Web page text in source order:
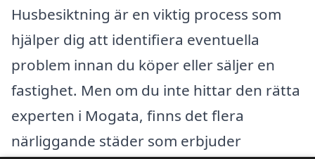
Husbesiktning är en viktig process som
hjälper dig att identifiera eventuella
problem innan du köper eller säljer en
fastighet. Men om du inte hittar den rätta
experten i Mogata, finns det flera
närliggande städer som erbjuder